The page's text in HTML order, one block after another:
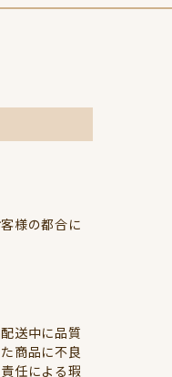
様の都合に
送中に品質
商品に不良
任による瑕